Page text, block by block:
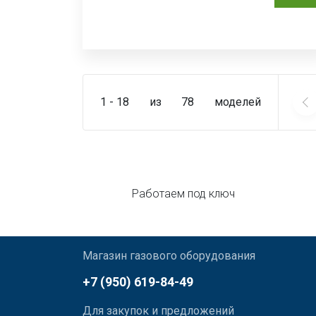
1 - 18 из 78 моделей
Работаем под ключ
Магазин газового оборудования
+7 (950) 619-84-49
Для закупок и предложений